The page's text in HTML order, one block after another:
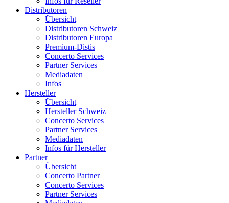
Distributoren
Übersicht
Distributoren Schweiz
Distributoren Europa
Premium-Distis
Concerto Services
Partner Services
Mediadaten
Infos
Hersteller
Übersicht
Hersteller Schweiz
Concerto Services
Partner Services
Mediadaten
Infos für Hersteller
Partner
Übersicht
Concerto Partner
Concerto Services
Partner Services